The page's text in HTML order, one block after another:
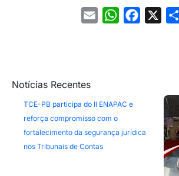
Email WhatsAppFacebook
Notícias Recentes
TCE-PB participa do II ENAPAC e
reforça compromisso com o
fortalecimento da segurança jurídica
nos Tribunais de Contas